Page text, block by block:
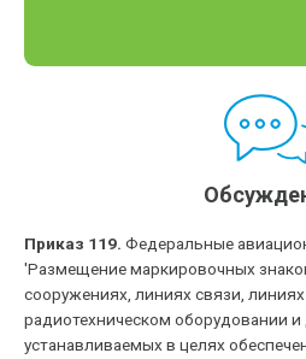
Приказ 119. Федеральные
'Размещение маркировочных
сооружениях, линиях связи, линиях
радиотехническом оборудовании и
устанавливаемых в целях